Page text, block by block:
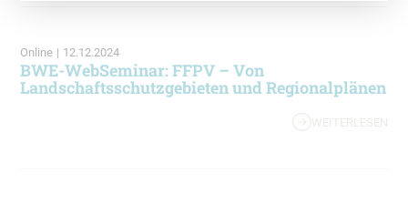
Online | 12.12.2024
BWE-WebSeminar: FFPV – Von
Landschaftsschutzgebieten und Regionalplänen
WEITERLESEN